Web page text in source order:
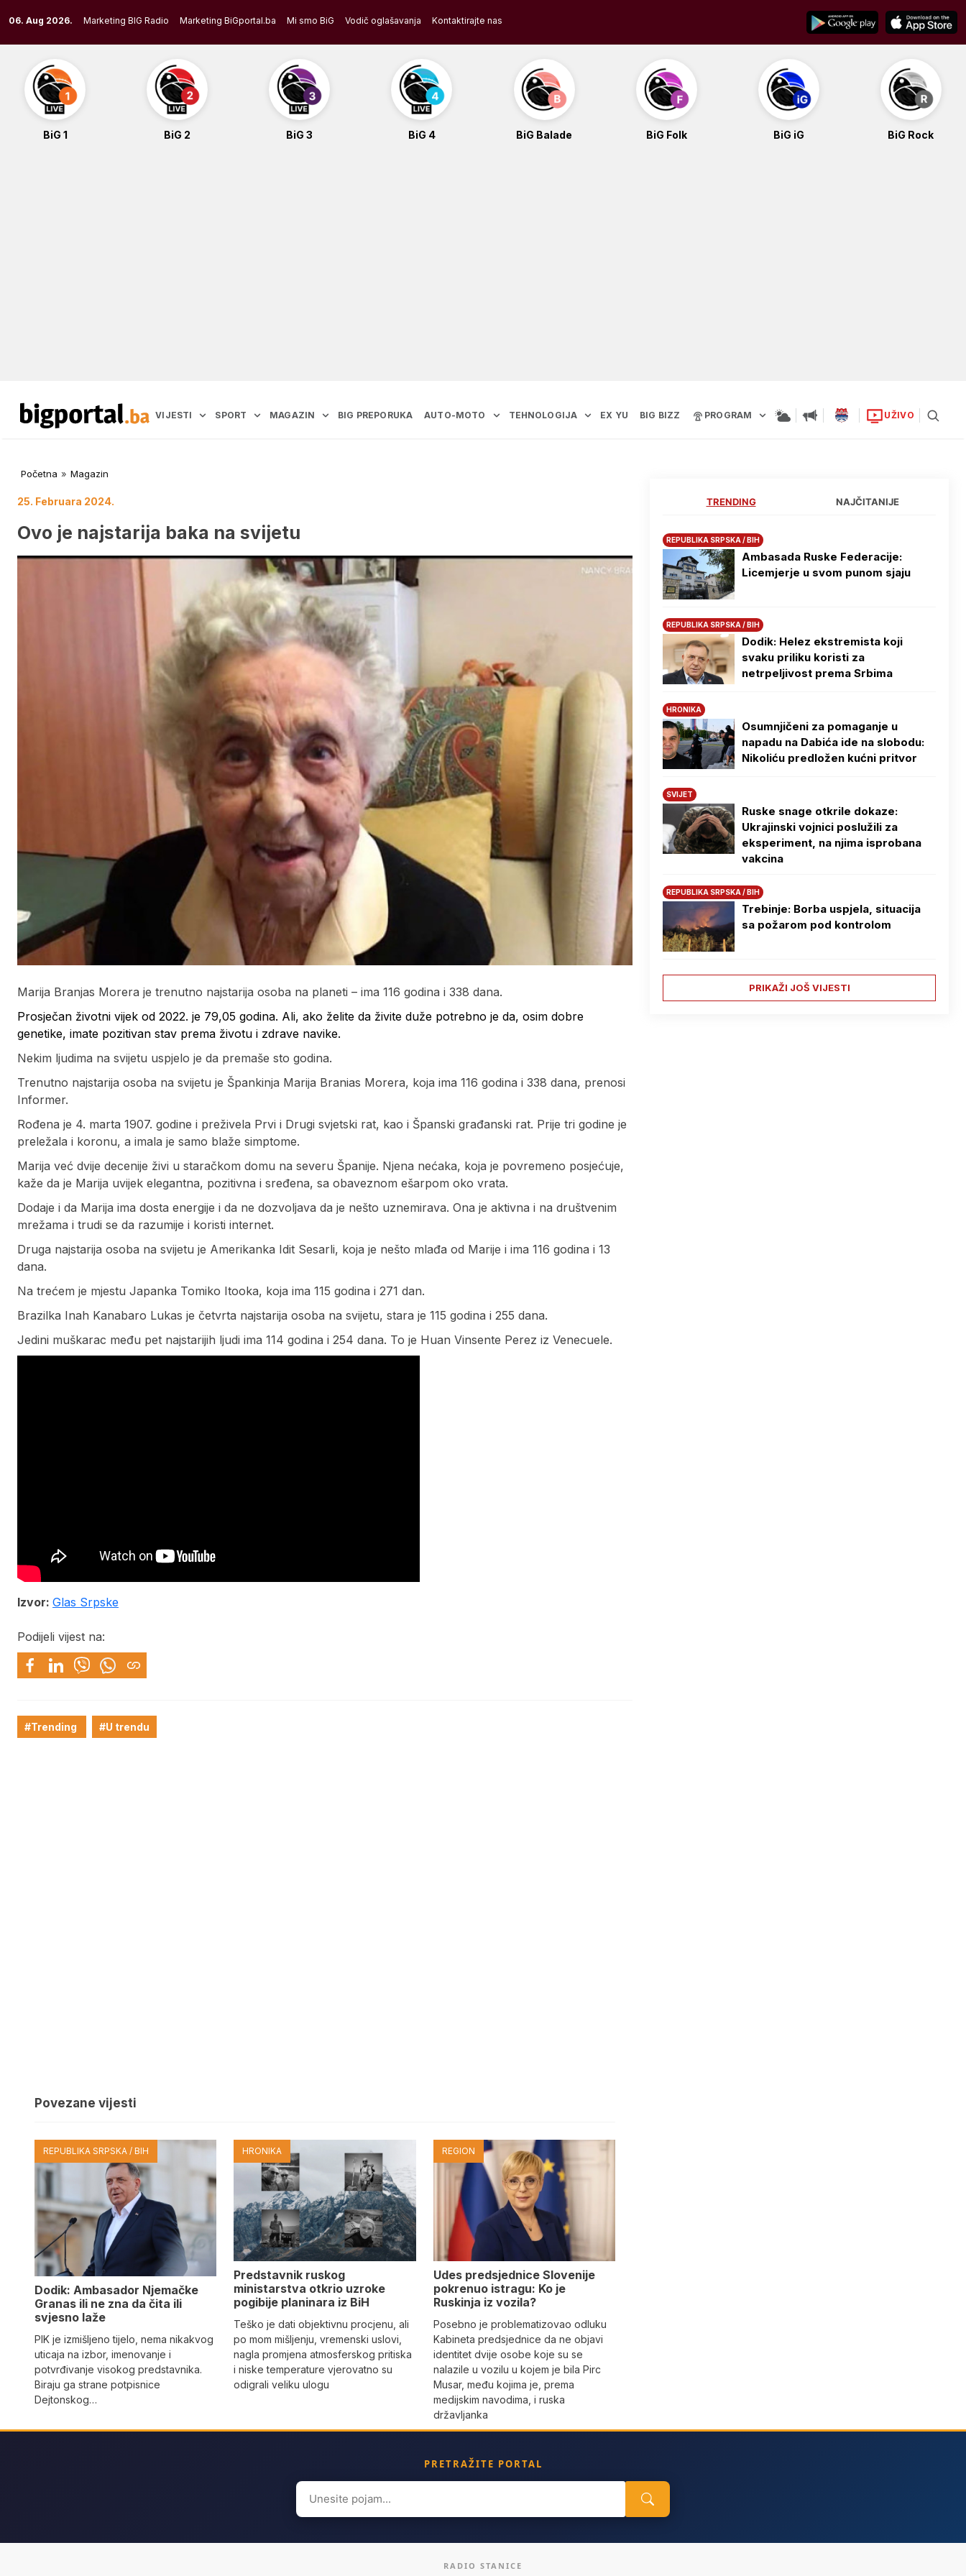
to
content
06. Aug 2026. Marketing BIG Radio Marketing BiGportal.ba Mi smo BiG Vodič oglašavanja Kontaktirajte nas
BiG 1 BiG 2 BiG 3 BiG 4 BiG Balade BiG Folk BiG iG BiG Rock
VIJESTI SPORT MAGAZIN BIG PREPORUKA AUTO-MOTO TEHNOLOGIJA EX YU BIG BIZZ PROGRAM UŽIVO
Početna » Magazin
25. Februara 2024.
Ovo je najstarija baka na svijetu
Marija Branjas Morera je trenutno najstarija osoba na planeti – ima 116 godina i 338 dana.
Prosječan životni vijek od 2022. je 79,05 godina. Ali, ako želite da živite duže potrebno je da, osim dobre
genetike, imate pozitivan stav prema životu i zdrave navike.
Nekim ljudima na svijetu uspjelo je da premaše sto godina.
Trenutno najstarija osoba na svijetu je Špankinja Marija Branias Morera, koja ima 116 godina i 338 dana, prenosi
Informer.
Rođena je 4. marta 1907. godine i preživela Prvi i Drugi svjetski rat, kao i Španski građanski rat. Prije tri godine je
preležala i koronu, a imala je samo blaže simptome.
Marija već dvije decenije živi u staračkom domu na severu Španije. Njena nećaka, koja je povremeno posjećuje,
kaže da je Marija uvijek elegantna, pozitivna i sređena, sa obaveznom ešarpom oko vrata.
Dodaje i da Marija ima dosta energije i da ne dozvoljava da je nešto uznemirava. Ona je aktivna i na društvenim
mrežama i trudi se da razumije i koristi internet.
Druga najstarija osoba na svijetu je Amerikanka Idit Sesarli, koja je nešto mlađa od Marije i ima 116 godina i 13
dana.
Na trećem je mjestu Japanka Tomiko Itooka, koja ima 115 godina i 271 dan.
Brazilka Inah Kanabaro Lukas je četvrta najstarija osoba na svijetu, stara je 115 godina i 255 dana.
Jedini muškarac među pet najstarijih ljudi ima 114 godina i 254 dana. To je Huan Vinsente Perez iz Venecuele.
Izvor: Glas Srpske
Podijeli vijest na:
#Trending #U trendu
Povezane vijesti
REPUBLIKA SRPSKA / BIH
Dodik: Ambasador Njemačke
Granas ili ne zna da čita ili
svjesno laže
PIK je izmišljeno tijelo, nema nikakvog
uticaja na izbor, imenovanje i
potvrđivanje visokog predstavnika.
Biraju ga strane potpisnice
Dejtonskog…
HRONIKA
Predstavnik ruskog
ministarstva otkrio uzroke
pogibije planinara iz BiH
Teško je dati objektivnu procjenu, ali
po mom mišljenju, vremenski uslovi,
nagla promjena atmosferskog pritiska
i niske temperature vjerovatno su
odigrali veliku ulogu
REGION
Udes predsjednice Slovenije
pokrenuo istragu: Ko je
Ruskinja iz vozila?
Posebno je problematizovao odluku
Kabineta predsjednice da ne objavi
identitet dvije osobe koje su se
nalazile u vozilu u kojem je bila Pirc
Musar, među kojima je, prema
medijskim navodima, i ruska
državljanka
TRENDING NAJČITANIJE
REPUBLIKA SRPSKA / BIH
Ambasada Ruske Federacije:
Licemjerje u svom punom sjaju
REPUBLIKA SRPSKA / BIH
Dodik: Helez ekstremista koji
svaku priliku koristi za
netrpeljivost prema Srbima
HRONIKA
Osumnjičeni za pomaganje u
napadu na Dabića ide na slobodu:
Nikoliću predložen kućni pritvor
SVIJET
Ruske snage otkrile dokaze:
Ukrajinski vojnici poslužili za
eksperiment, na njima isprobana
vakcina
REPUBLIKA SRPSKA / BIH
Trebinje: Borba uspjela, situacija
sa požarom pod kontrolom
PRIKAŽI JOŠ VIJESTI
PRETRAŽITE PORTAL
Search
for:
RADIO STANICE